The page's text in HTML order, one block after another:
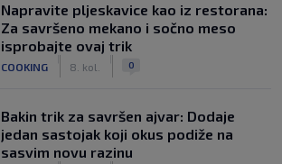
Napravite pljeskavice kao iz restorana:
Za savršeno mekano i sočno meso
isprobajte ovaj trik
COOKING 8. kol. 0
Bakin trik za savršen ajvar: Dodaje
jedan sastojak koji okus podiže na
sasvim novu razinu